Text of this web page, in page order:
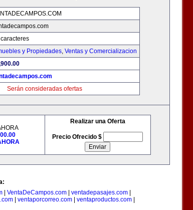
y Propiedades, Ventas y Comercializacion
Serán consideradas ofertas
Realizar una Oferta
Precio Ofrecido $
| VentaDeCampos.com| ventadepasajes.com|
| ventaporcorreo.com| ventaproductos.com|